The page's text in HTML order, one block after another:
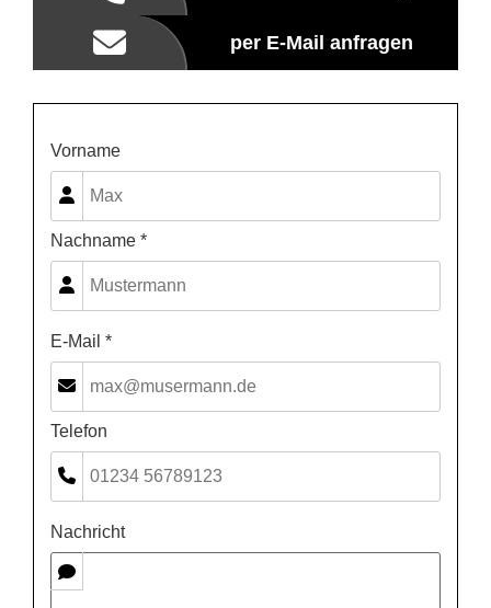
per E-Mail anfragen
Vorname
Nachname *
E-Mail *
Telefon
Nachricht